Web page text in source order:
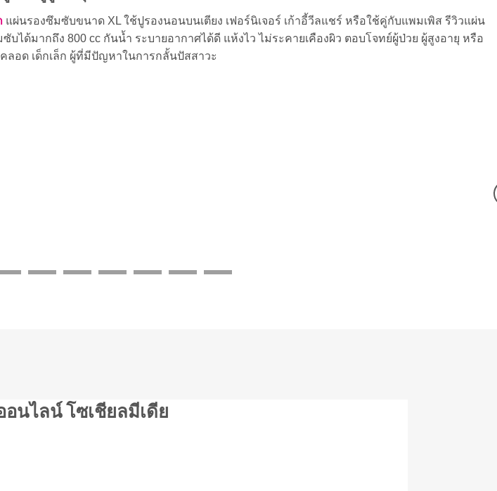
แผ่นรองซึมซับขนาด XL ใช้ปูรองนอนบนเตียง เฟอร์นิเจอร์ เก้าอี้วีลแชร์ หรือใช้คู่กับแพมเพิส รีวิวแผ่น
ได้มากถึง 800 cc กันน้ำ ระบายอากาศได้ดี แห้งไว ไม่ระคายเคืองผิว ตอบโจทย์ผู้ป่วย ผู้สูงอายุ หรือ
อด เด็กเล็ก ผู้ที่มีปัญหาในการกลั้นปัสสาวะ
นไลน์ โซเชียลมีเดีย